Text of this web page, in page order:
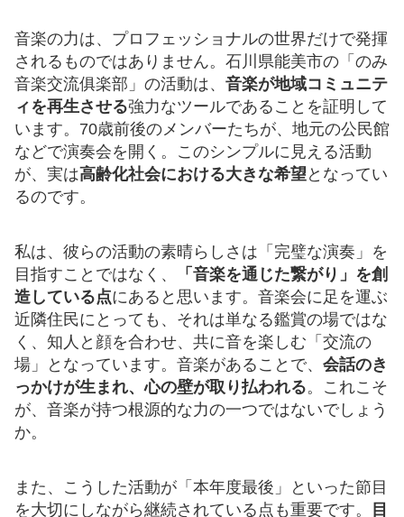
音楽の力は、プロフェッショナルの世界だけで発揮
されるものではありません。石川県能美市の「のみ
音楽交流俱楽部」の活動は、 音楽が地域コミュニテ
ィを再生させる強力なツールであることを証明して
います。70歳前後のメンバーたちが、地元の公民館
などで演奏会を開く。このシンプルに見える活動
が、実は高齢化社会における大きな希望となってい
るのです。
私は、彼らの活動の素晴らしさは「完璧な演奏」を
目指すことではなく、
「音楽を通じた繋がり」を創
造している点にあると思います。音楽会に足を運ぶ
近隣住民にとっても、それは単なる鑑賞の場ではな
く、知人と顔を合わせ、共に音を楽しむ「交流の
場」となっています。音楽があることで、 会話のき
っかけが生まれ、心の壁が取り払われる。これこそ
が、音楽が持つ根源的な力の一つではないでしょう
か。
また、こうした活動が「本年度最後」といった節目
を大切にしながら継続されている点も重要です。
目